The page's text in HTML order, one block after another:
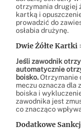
otrzymania drugiej
kartką i
prowadzić do
osłabia drużynę.
Dwie Żółte Kartki
Jeśli zawodnik
automatycznie
boisko.Otrzymanie
meczu oznacza dla
boiska i
zawodnika jest
co znacząco
Dodatkowe